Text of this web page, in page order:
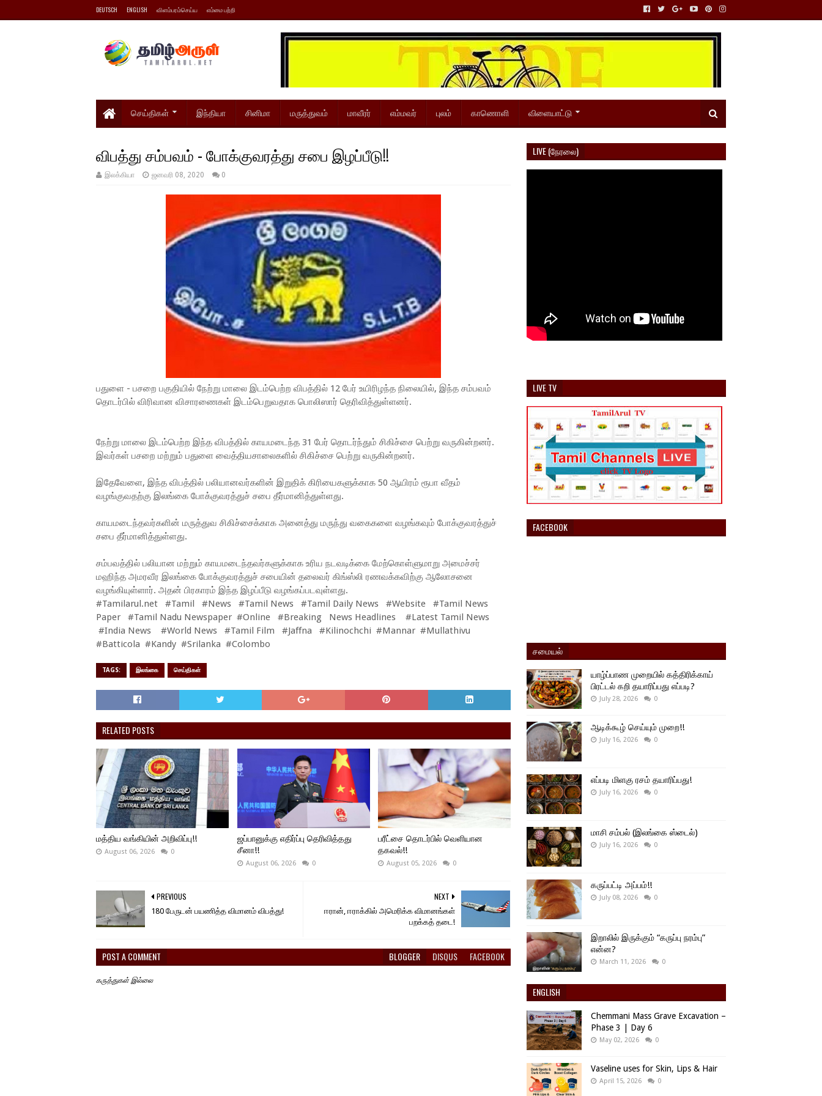
DEUTSCH ENGLISH விளம்பரம்செய்ய எம்மை பற்றி
செய்திகள் இந்தியா சினிமா மருத்துவம் மாவீரர் எம்மவர் புலம் காணொளி விளையாட்டு
விபத்து சம்பவம் - போக்குவரத்து சபை இழப்பீடு!!
இலக்கியா ஜனவரி 08, 2020 0
பதுளை - பசறை பகுதியில் நேற்று மாலை இடம்பெற்ற விபத்தில் 12 பேர் உயிரிழந்த நிலையில், இந்த சம்பவம்
தொடர்பில் விரிவான விசாரணைகள் இடம்பெறுவதாக பொலிஸார் தெரிவித்துள்ளனர்.
நேற்று மாலை இடம்பெற்ற இந்த விபத்தில் காயமடைந்த 31 பேர் தொடர்ந்தும் சிகிச்சை பெற்று வருகின்றனர்.
இவர்கள் பசறை மற்றும் பதுளை வைத்தியசாலைகளில் சிகிச்சை பெற்று வருகின்றனர்.
இதேவேளை, இந்த விபத்தில் பலியானவர்களின் இறுதிக் கிரியைகளுக்காக 50 ஆயிரம் ரூபா வீதம்
வழங்குவதற்கு இலங்கை போக்குவரத்துச் சபை தீர்மானித்துள்ளது.
காயமடைந்தவர்களின் மருத்துவ சிகிச்சைக்காக அனைத்து மருந்து வகைகளை வழங்கவும் போக்குவரத்துச்
சபை தீர்மானித்துள்ளது.
சம்பவத்தில் பலியான மற்றும் காயமடைந்தவர்களுக்காக உரிய நடவடிக்கை மேற்கொள்ளுமாறு அமைச்சர்
மஹிந்த அமரவீர இலங்கை போக்குவரத்துச் சபையின் தலைவர் கிங்ஸ்லி ரணவக்கவிற்கு ஆலோசனை
வழங்கியுள்ளார். அதன் பிரகாரம் இந்த இழப்பீடு வழங்கப்படவுள்ளது.
#Tamilarul.net #Tamil #News #Tamil News #Tamil Daily News #Website #Tamil News
Paper #Tamil Nadu Newspaper #Online #Breaking News Headlines #Latest Tamil News
#India News #World News #Tamil Film #Jaffna #Kilinochchi #Mannar #Mullathivu
#Batticola #Kandy #Srilanka #Colombo
TAGS: இலங்கை செய்திகள்
RELATED POSTS
மத்திய வங்கியின் அறிவிப்பு!!
August 06, 2026 0
ஜப்பானுக்கு எதிர்ப்பு தெரிவித்தது
சீனா!!
August 06, 2026 0
பரீட்சை தொடர்பில் வெளியான
தகவல்!!
August 05, 2026 0
NEXT
ஈரான், ஈராக்கில் அமெரிக்க விமானங்கள்
பறக்கத் தடை!
PREVIOUS
180 பேருடன் பயணித்த விமானம் விபத்து!
POST A COMMENT BLOGGER DISQUS FACEBOOK
கருத்துகள் இல்லை
LIVE (நேரலை)
LIVE TV
FACEBOOK
சமையல்
யாழ்ப்பாண முறையில் கத்திரிக்காய்
பிரட்டல் கறி தயாரிப்பது எப்படி?
July 28, 2026 0
ஆடிக்கூழ் செய்யும் முறை!!
July 16, 2026 0
எப்படி மிளகு ரசம் தயாரிப்பது!
July 16, 2026 0
மாசி சம்பல் (இலங்கை ஸ்டைல்)
July 16, 2026 0
கருப்பட்டி அப்பம்!!
July 08, 2026 0
இறாலில் இருக்கும் “கருப்பு நரம்பு”
என்ன?
March 11, 2026 0
ENGLISH
Chemmani Mass Grave Excavation –
Phase 3 | Day 6
May 02, 2026 0
Vaseline uses for Skin, Lips & Hair
April 15, 2026 0